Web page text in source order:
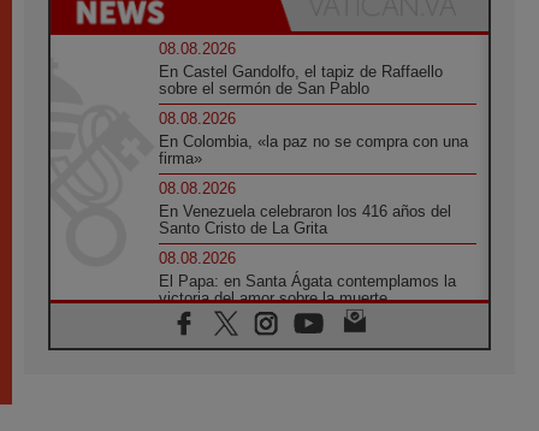
08.08.2026
En Castel Gandolfo, el tapiz de Raffaello
sobre el sermón de San Pablo
08.08.2026
En Colombia, «la paz no se compra con una
firma»
08.08.2026
En Venezuela celebraron los 416 años del
Santo Cristo de La Grita
08.08.2026
El Papa: en Santa Ágata contemplamos la
victoria del amor sobre la muerte
08.08.2026
León XIV visitará el Santuario de la Madre